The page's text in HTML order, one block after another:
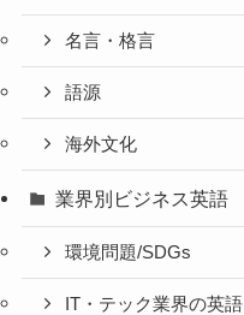
名言・格言
語源
海外文化
業界別ビジネス英語
環境問題/SDGs
IT・テック業界の英語